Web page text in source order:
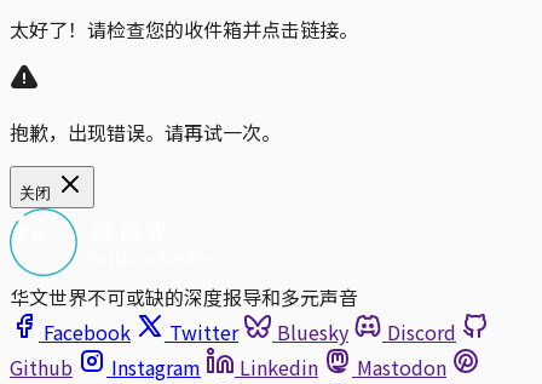
太好了！请检查您的收件箱并点击链接。
抱歉，出现错误。请再试一次。
关闭
华文世界不可或缺的深度报导和多元声音
Facebook
Twitter Bluesky
Discord
Github
Instagram Linkedin
Mastodon